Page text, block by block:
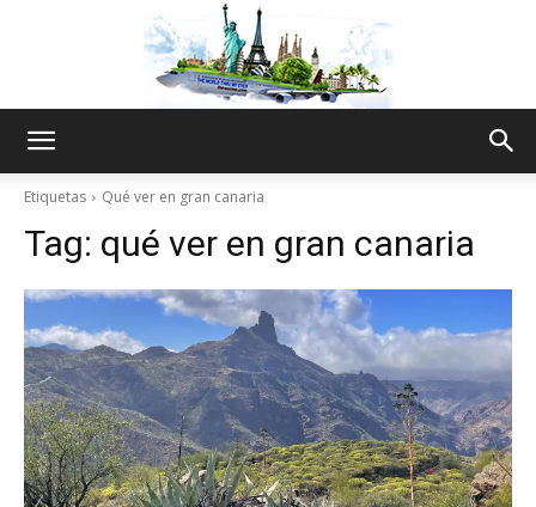
World
Thru
My
Etiquetas Qué ver en gran canaria
Tag: qué ver en gran canaria